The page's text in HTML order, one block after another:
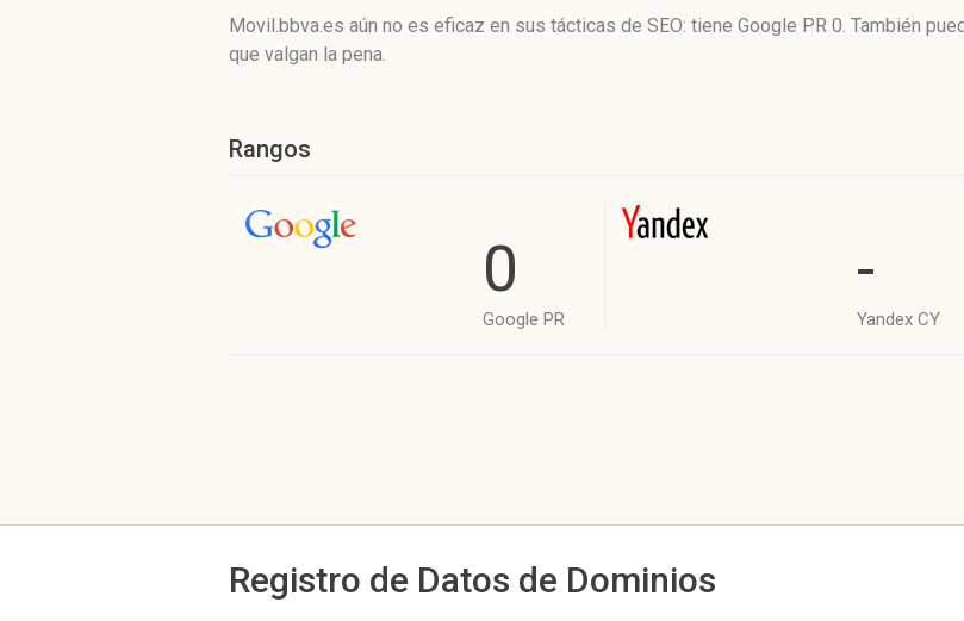
Movil.bbva.es aún no es eficaz en sus tácticas de SEO: tiene Google PR 0. También
que valgan la pena.
Rangos
0
Google PR
-
Yandex CY
Registro de Datos de Dominios